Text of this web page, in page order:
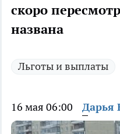
скоро
названа
Льготы и выплаты
16 мая 06:00 Дарья